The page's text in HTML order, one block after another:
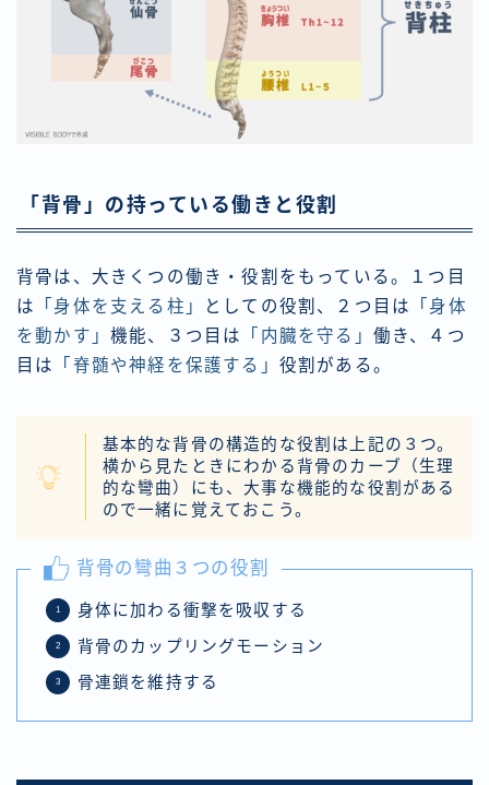
「背骨」の持っている働きと役割
背骨は、大きくつの働き・役割をもっている。１つ目
は
「身体を支える柱」 としての役割、２つ目は
「身体
を動かす」 機能、３つ目は 「内臓を守る」 働き、４つ
目は
「脊髄や神経を保護する」 役割がある。
基本的な背骨の構造的な役割は上記の３つ。
横から見たときにわかる背骨のカーブ（生理
的な彎曲）にも、大事な機能的な役割がある
ので一緒に覚えておこう。
背骨の彎曲３つの役割
身体に加わる衝撃を吸収する
背骨のカップリングモーション
骨連鎖を維持する